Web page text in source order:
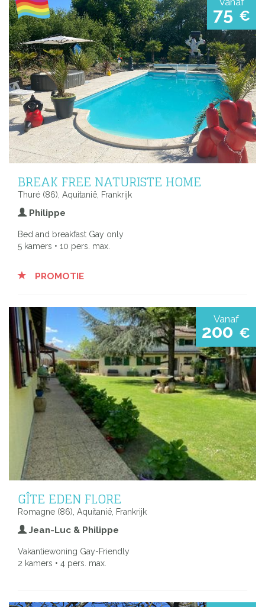
75 €
BREAK FREE NATURISTE HOME
Thuré (86), Aquitanië, Frankrijk
Philippe
Bed and breakfast Gay only
5 kamers • 10 pers. max.
PROMOTIE
Vanaf
200 €
GÎTE EDEN FLORE
Romagne (86), Aquitanië, Frankrijk
Jean-Luc & Philippe
Vakantiewoning Gay-Friendly
2 kamers • 4 pers. max.